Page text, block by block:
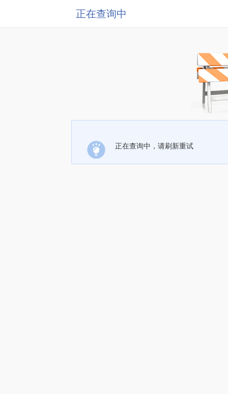
正在查询中
正在查询中，请刷新重试